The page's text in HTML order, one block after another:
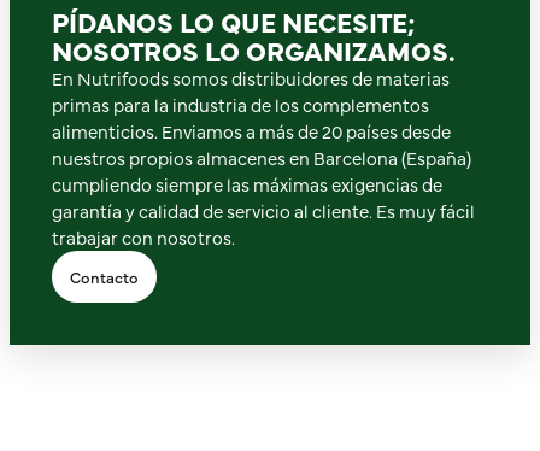
PÍDANOS LO QUE NECESITE;
NOSOTROS LO ORGANIZAMOS.
En Nutrifoods somos distribuidores de materias
primas para la industria de los complementos
alimenticios. Enviamos a más de 20 países desde
nuestros propios almacenes en Barcelona (España)
cumpliendo siempre las máximas exigencias de
garantía y calidad de servicio al cliente. Es muy fácil
trabajar con nosotros.
Contacto